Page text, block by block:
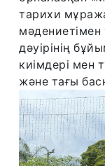
тарихи
дәуірінің
киімдері мен
және тағы